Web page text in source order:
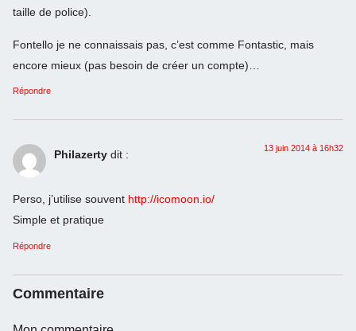
taille de police).
Fontello je ne connaissais pas, c’est comme Fontastic, mais
encore mieux (pas besoin de créer un compte)…
Répondre
Philazerty dit : 13 juin 2014 à 16h32
Perso, j’utilise souvent http://icomoon.io/
Simple et pratique
Répondre
Commentaire